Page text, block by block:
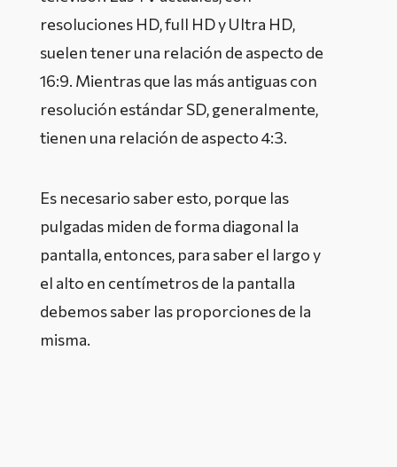
resoluciones HD, full HD y Ultra HD,
suelen tener una relación de aspecto de
16:9. Mientras que las más antiguas con
resolución estándar SD, generalmente,
tienen una relación de aspecto 4:3.
Es necesario saber esto, porque las
pulgadas miden de forma diagonal la
pantalla, entonces, para saber el largo y
el alto en centímetros de la pantalla
debemos saber las proporciones de la
misma.